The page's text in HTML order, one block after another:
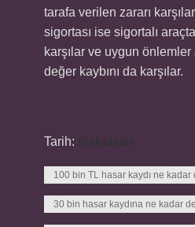
tarafa verilen zararı
sigortası ise sigortalı
karşılar ve uygun önlemler
değer kaybını da karşılar.
Tarih:
100 bin TL hasar kaydı ne
30 bin hasar kaydına ne kadar